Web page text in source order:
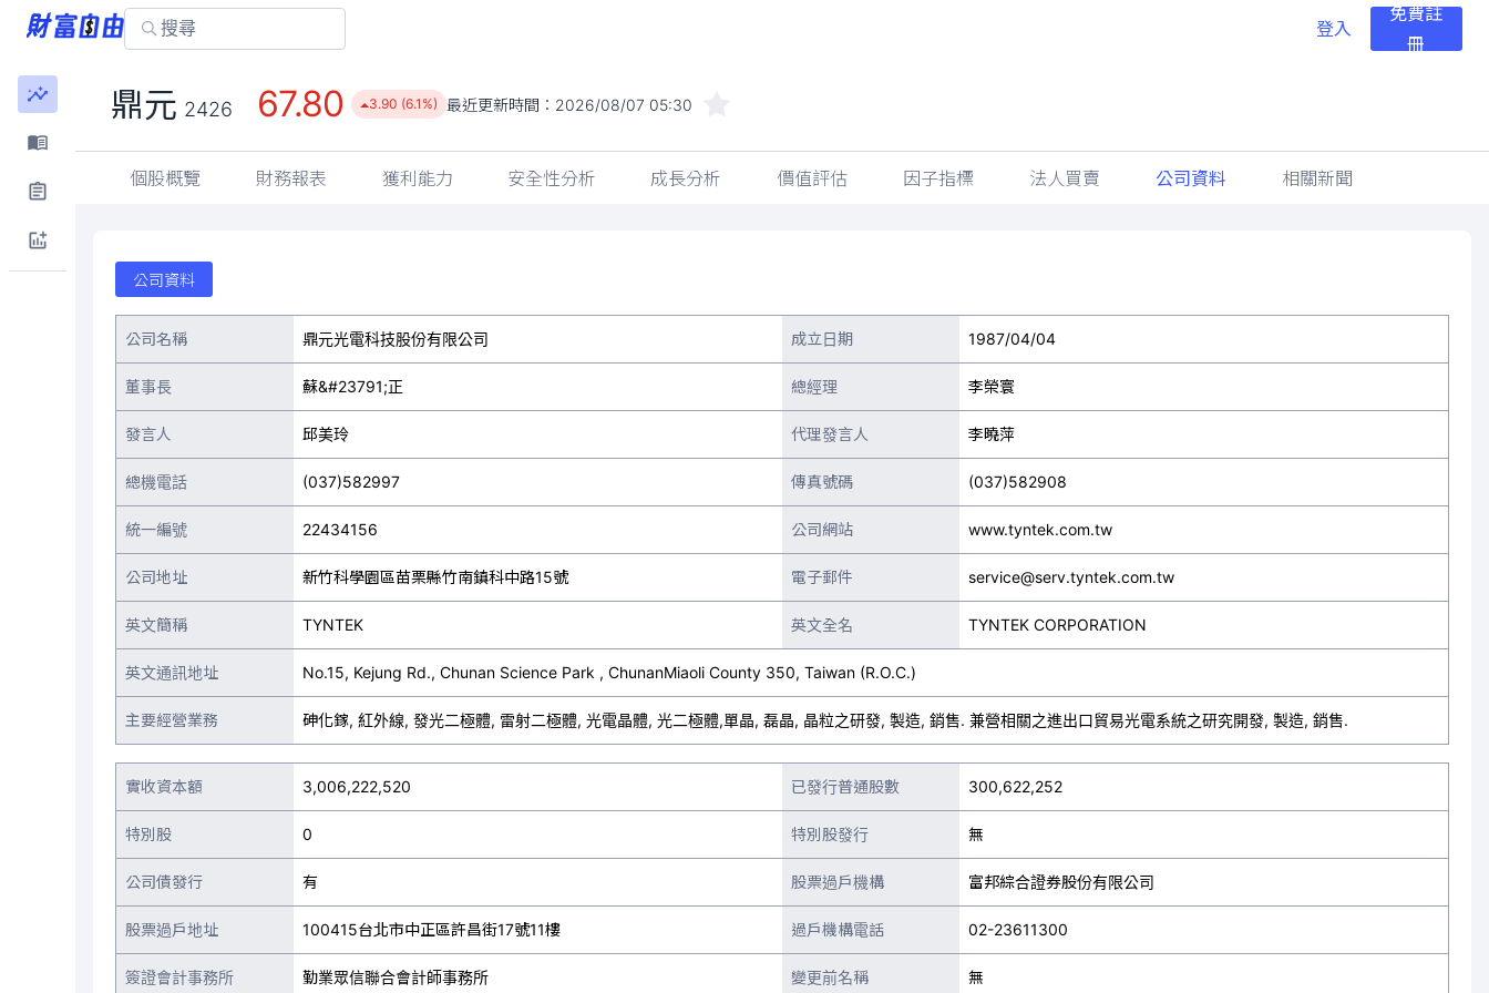
登入
免費註
冊
鼎元 2426 67.80 3.90 (6.1%) 最近更新時間： 2026/08/07 05:30
個股概覽 財務報表 獲利能力 安全性分析 成長分析 價值評估 因子指標 法人買賣 公司資料 相關新聞
公司資料
公司名稱 鼎元光電科技股份有限公司 成立日期 1987/04/04
董事長 蘇&#23791;正 總經理 李榮寰
發言人 邱美玲 代理發言人 李曉萍
總機電話 (037)582997 傳真號碼 (037)582908
統一編號 22434156 公司網站 www.tyntek.com.tw
公司地址 新竹科學園區苗栗縣竹南鎮科中路15號 電子郵件 service@serv.tyntek.com.tw
英文簡稱 TYNTEK 英文全名 TYNTEK CORPORATION
英文通訊地址 No.15, Kejung Rd., Chunan Science Park , ChunanMiaoli County 350, Taiwan (R.O.C.)
主要經營業務 砷化鎵, 紅外線, 發光二極體, 雷射二極體, 光電晶體, 光二極體,單晶, 磊晶, 晶粒之研發, 製造, 銷售. 兼營相關之進出口貿易光電系統之研究開發, 製造, 銷售.
實收資本額 3,006,222,520 已發行普通股數 300,622,252
特別股 0 特別股發行 無
公司債發行 有 股票過戶機構 富邦綜合證券股份有限公司
股票過戶地址 100415台北市中正區許昌街17號11樓 過戶機構電話 02-23611300
簽證會計事務所 勤業眾信聯合會計師事務所 變更前名稱 無